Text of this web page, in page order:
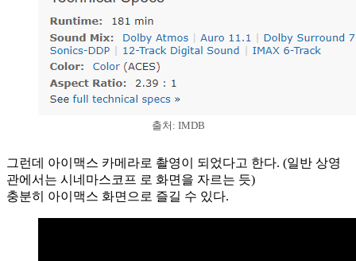
출처: IMDB
그런데 아이맥스 카메라로 촬영이 되었다고 한다. (일반 상영
관에서는 시네마스코프 로 화면을 자르는 듯)
충분히 아이맥스 화면으로 즐길 수 있다.